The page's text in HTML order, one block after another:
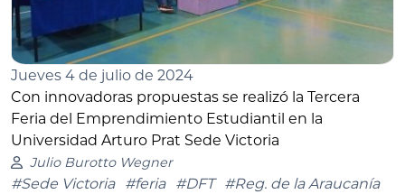
Jueves 4 de julio de 2024
Con innovadoras propuestas se realizó la Tercera
Feria del Emprendimiento Estudiantil en la
Universidad Arturo Prat Sede Victoria
Julio Burotto Wegner
#Sede Victoria #feria #DFT #Reg. de la Araucanía